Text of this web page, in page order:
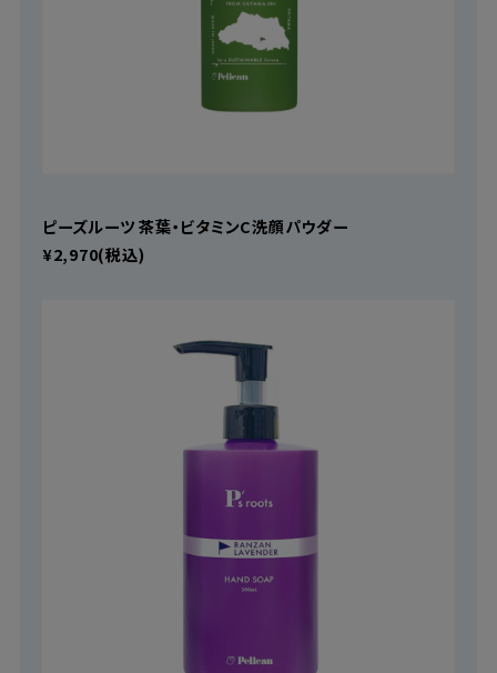
ピーズルーツ 茶葉・ビタミンC洗顔パウダー
¥2,970(税込)